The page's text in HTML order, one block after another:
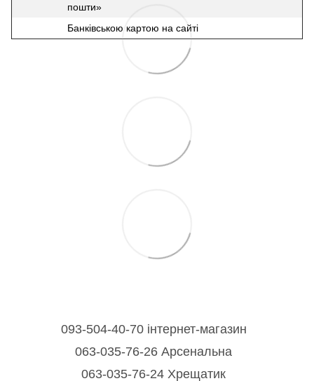
пошти»
Банківською картою на сайті
093-504-40-70 інтернет-магазин
063-035-76-26 Арсенальна
063-035-76-24 Хрещатик